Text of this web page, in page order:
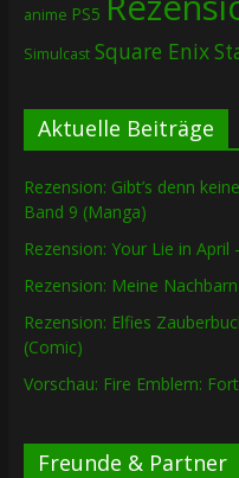
anime PS5
Simulcast Square Enix
Aktuelle Beiträge
Rezension: Gibt’s denn
Band 9 (Manga)
Rezension: Your Lie in
Rezension: Meine
Rezension: Elfies
(Comic)
Vorschau: Fire Emblem:
Freunde & Partner